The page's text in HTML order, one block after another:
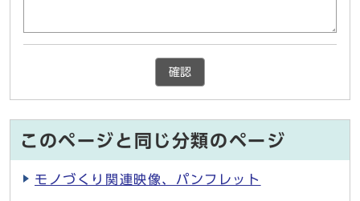
確認
このページと同じ分類のページ
モノづくり関連映像、パンフレット